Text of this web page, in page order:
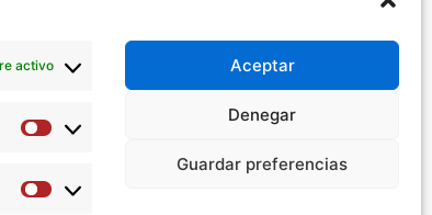
activo
Preferencias
Estadísticas
Aceptar
Denegar
Guardar preferencias